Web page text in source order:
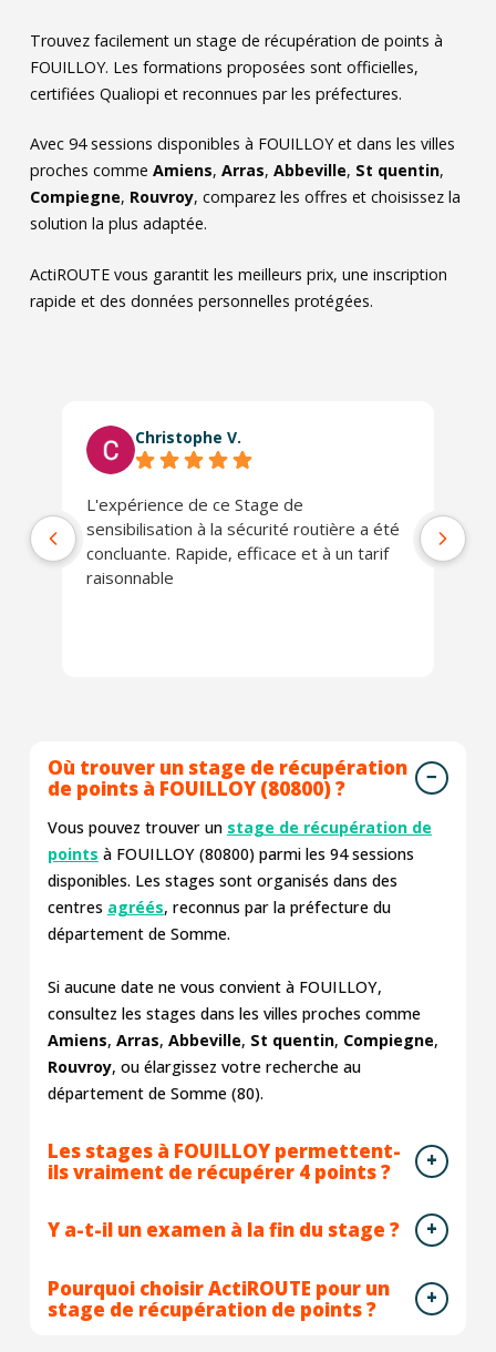
Trouvez facilement un stage de récupération de points à
FOUILLOY. Les formations proposées sont officielles,
certifiées Qualiopi et reconnues par les préfectures.
Avec 94sessions disponibles à FOUILLOY et dans les villes
proches comme Amiens, Arras, Abbeville, St quentin,
Compiegne, Rouvroy, comparez les offres et choisissez la
solution la plus adaptée.
ActiROUTE vous garantit les meilleurs prix, une inscription
rapide et des données personnelles protégées.
Christophe V.
L'expérience de ce Stage de
sensibilisation à la sécurité routière a été
concluante. Rapide, efficace et à un tarif
raisonnable
Où trouver un stage de récupération
de points à FOUILLOY (80800) ?
Vous pouvez trouver un stage de récupération de
points à FOUILLOY (80800) parmi les 94sessions
disponibles. Les stages sont organisés dans des
centres agréés, reconnus par la préfecture du
département de Somme.
Si aucune date ne vous convient à FOUILLOY,
consultez les stages dans les villes proches comme
Amiens, Arras, Abbeville, St quentin, Compiegne,
Rouvroy, ou élargissez votre recherche au
département de Somme (80).
Les stages à FOUILLOY permettent-
ils vraiment de récupérer 4 points ?
Y a-t-il un examen à la fin du stage ?
Pourquoi choisir ActiROUTE pour un
stage de récupération de points ?